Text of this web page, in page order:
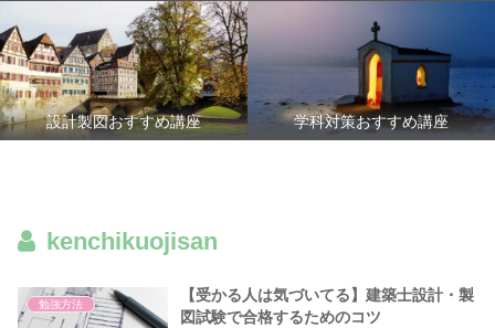
設計製図おすすめ講座 学科対策おすすめ講座
kenchikuojisan
勉強方法
【受かる人は気づいてる】建築士設計・製
図試験で合格するためのコツ